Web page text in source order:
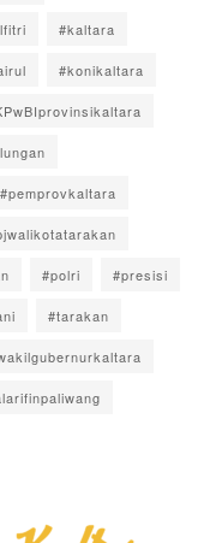
#kaltara
#konikaltara
#pemprovkaltara
#polri #presisi
#tarakan